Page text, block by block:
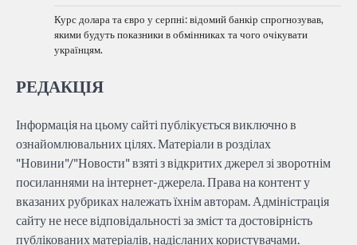
Курс долара та євро у серпні: відомий банкір спрогнозував,
якими будуть показники в обмінниках та чого очікувати
українцям.
РЕДАКЦІЯ
Інформація на цьому сайті публікується виключно в
ознайомлювальних цілях. Матеріали в розділах
"Новини"/"Новости" взяті з відкритих джерел зі зворотнім
посиланнями на інтернет-джерела. Права на контент у
вказаних рубриках належать їхнім авторам. Адміністрація
сайту не несе відповідальності за зміст та достовірність
публікованих матеріалів, надісланих користувачами.